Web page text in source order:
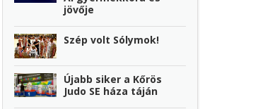
jövője
Szép volt Sólymok!
Újabb siker a Kőrös
Judo SE háza táján